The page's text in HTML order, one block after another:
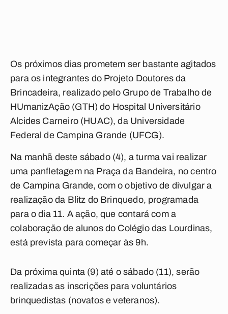
Os próximos dias prometem ser bastante agitados
para os integrantes do Projeto Doutores da
Brincadeira, realizado pelo Grupo de Trabalho de
HUmanizAção (GTH) do Hospital Universitário
Alcides Carneiro (HUAC), da Universidade
Federal de Campina Grande (UFCG).
Na manhã deste sábado (4), a turma vai realizar
uma panfletagem na Praça da Bandeira, no centro
de Campina Grande, com o objetivo de divulgar a
realização da Blitz do Brinquedo, programada
para o dia 11. A ação, que contará com a
colaboração de alunos do Colégio das Lourdinas,
está prevista para começar às 9h.
Da próxima quinta (9) até o sábado (11), serão
realizadas as inscrições para voluntários
brinquedistas (novatos e veteranos).